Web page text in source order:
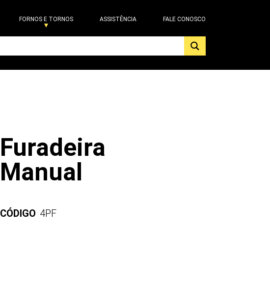
FORNOS E TORNOS ASSISTÊNCIA FALE CONOSCO
Furadeira
Manual
CÓDIGO 4PF